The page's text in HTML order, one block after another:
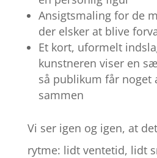
Ansigtsmaling for de
der elsker at blive
Et kort, uformelt
kunstneren viser en
så publikum får noget
sammen
Vi ser igen og igen, at
rytme: lidt ventetid, lidt